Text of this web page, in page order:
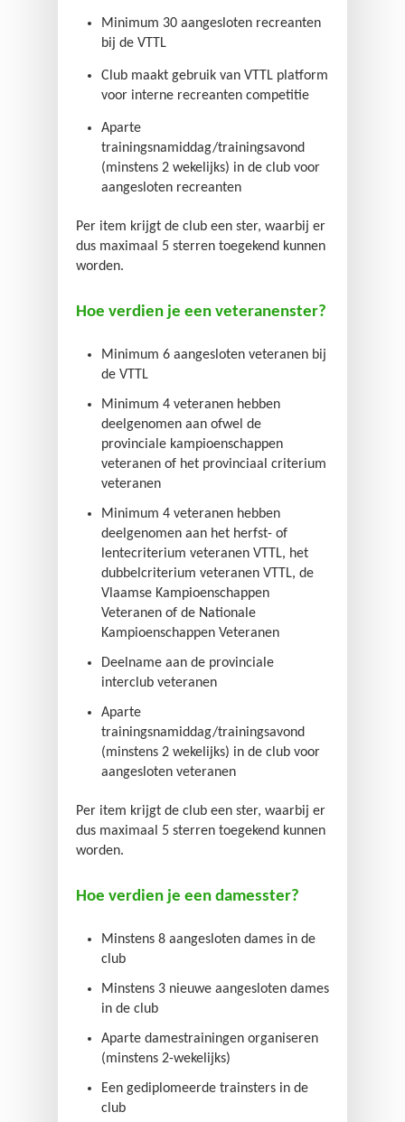
Minimum 30 aangesloten recreanten
bij de VTTL
Club maakt gebruik van VTTL platform
voor interne recreanten competitie
Aparte
trainingsnamiddag/trainingsavond
(minstens 2 wekelijks) in de club voor
aangesloten recreanten
Per item krijgt de club een ster, waarbij er
dus maximaal 5 sterren toegekend kunnen
worden.
Hoe verdien je een veteranenster?
Minimum 6 aangesloten veteranen bij
de VTTL
Minimum 4 veteranen hebben
deelgenomen aan ofwel de
provinciale kampioenschappen
veteranen of het provinciaal criterium
veteranen
Minimum 4 veteranen hebben
deelgenomen aan het herfst- of
lentecriterium veteranen VTTL, het
dubbelcriterium veteranen VTTL, de
Vlaamse Kampioenschappen
Veteranen of de Nationale
Kampioenschappen Veteranen
Deelname aan de provinciale
interclub veteranen
Aparte
trainingsnamiddag/trainingsavond
(minstens 2 wekelijks) in de club voor
aangesloten veteranen
Per item krijgt de club een ster, waarbij er
dus maximaal 5 sterren toegekend kunnen
worden.
Hoe verdien je een damesster?
Minstens 8 aangesloten dames in de
club
Minstens 3 nieuwe aangesloten dames
in de club
Aparte damestrainingen organiseren
(minstens 2-wekelijks)
Een gediplomeerde trainsters in de
club